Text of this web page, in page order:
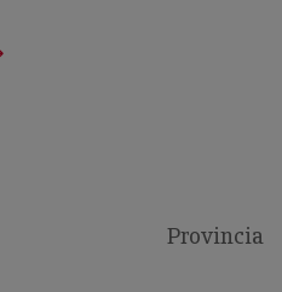
Provincia